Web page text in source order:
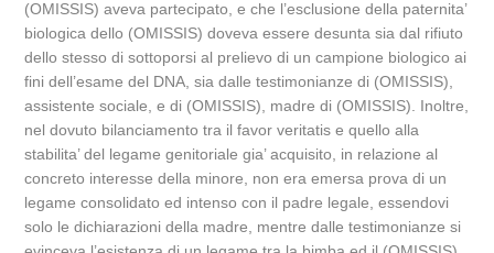
(OMISSIS) aveva partecipato, e che l’esclusione della paternita’
biologica dello (OMISSIS) doveva essere desunta sia dal rifiuto
dello stesso di sottoporsi al prelievo di un campione biologico ai
fini dell’esame del DNA, sia dalle testimonianze di (OMISSIS),
assistente sociale, e di (OMISSIS), madre di (OMISSIS). Inoltre,
nel dovuto bilanciamento tra il favor veritatis e quello alla
stabilita’ del legame genitoriale gia’ acquisito, in relazione al
concreto interesse della minore, non era emersa prova di un
legame consolidato ed intenso con il padre legale, essendovi
solo le dichiarazioni della madre, mentre dalle testimonianze si